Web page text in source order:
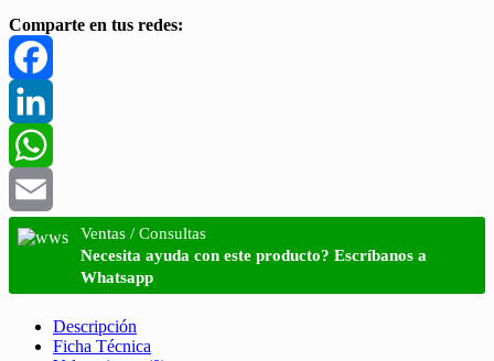
Comparte en tus redes:
Facebook
LinkedIn
WhatsApp
Email
Ventas / Consultas
Necesita ayuda con este producto? Escríbanos a
Whatsapp
Descripción
Ficha Técnica